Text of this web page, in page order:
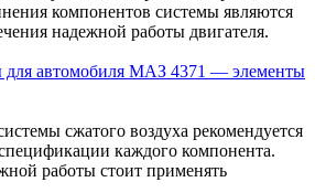
компонентов системы являются
надежной работы двигателя.
для автомобиля МАЗ 4371 — элементы
сжатого воздуха рекомендуется
каждого компонента.
работы стоит применять